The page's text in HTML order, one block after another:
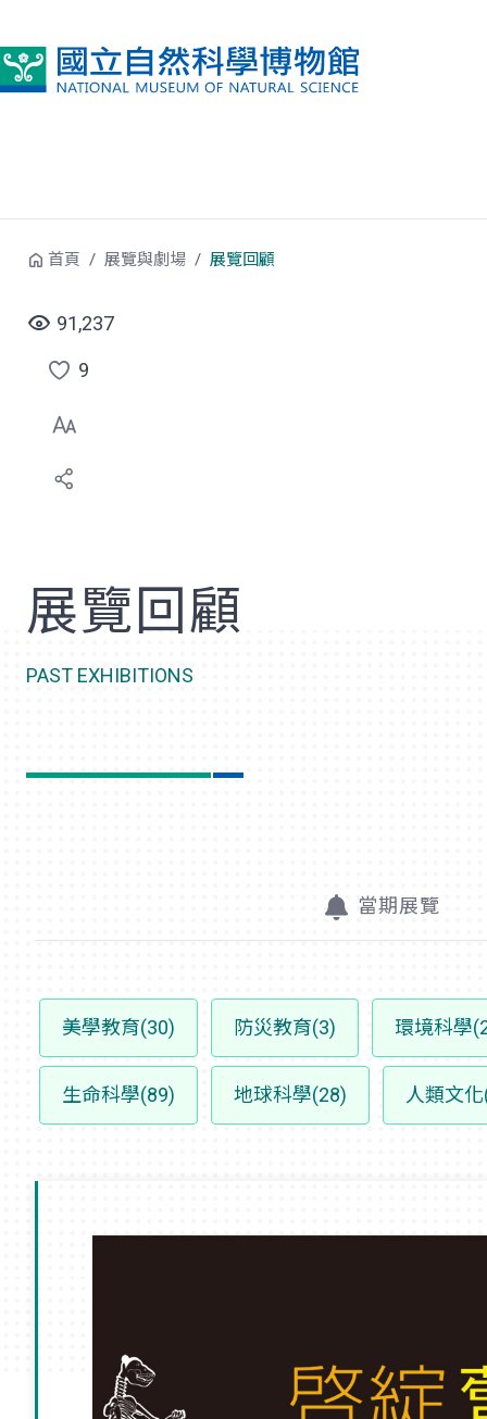
首頁 展覽與劇場 展覽回顧
91,237
點
選
喜
9
展覽回顧
PAST EXHIBITIONS
當期展覽
美學教育(30) 防災教育(3) 環境科學
生命科學(89) 地球科學(28) 人類文